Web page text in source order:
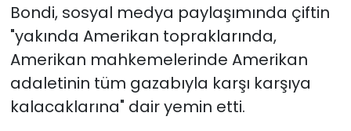
Bondi, sosyal medya paylaşımında çiftin
"yakında Amerikan topraklarında,
Amerikan mahkemelerinde Amerikan
adaletinin tüm gazabıyla karşı karşıya
kalacaklarına" dair yemin etti.